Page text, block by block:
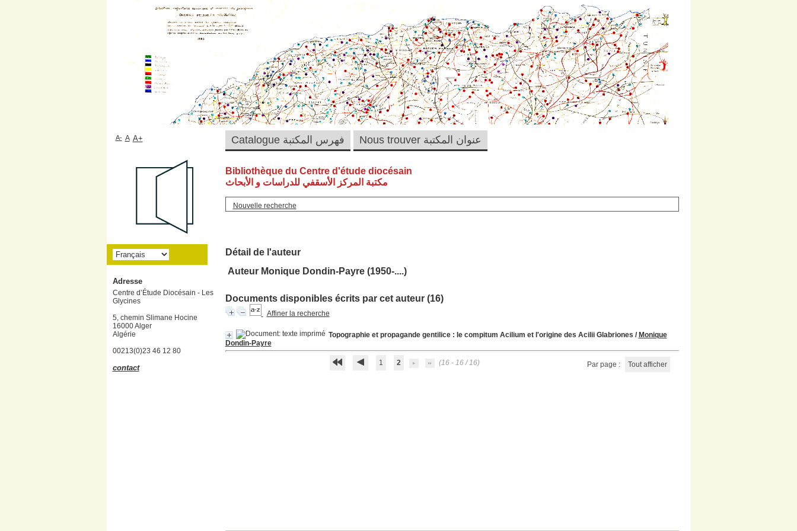
Bibliothèque du Centre d'étude diocésain
مكتبة المركز الأسقفي للدراسات و الأبحاث
Nouvelle recherche
Détail de l'auteur
Auteur Monique Dondin-Payre (1950-....)
Documents disponibles écrits par cet auteur (16)
Affiner la recherche
Topographie et propagande gentilice : le compitum Acilium et l'origine des Acilii Glabriones / Monique
Dondin-Payre
1 2 (16 - 16 / 16) Par page : Tout afficher
Catalogue فهرس المكتبة Nous trouver عنوان المكتبة A- A A+
Adresse
Centre d’Étude Diocésain - Les
Glycines
5, chemin Slimane Hocine
16000 Alger
Algérie
00213(0)23 46 12 80
contact